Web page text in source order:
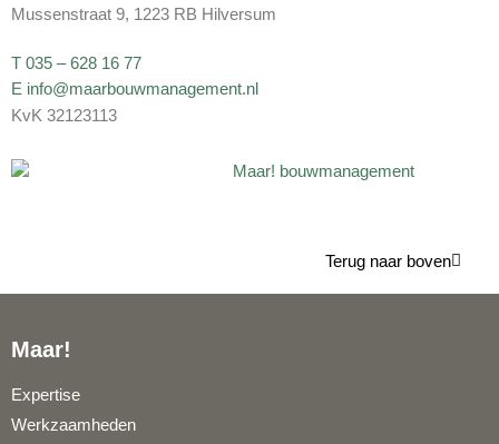
Mussenstraat 9, 1223 RB Hilversum
T 035 – 628 16 77
E info@maarbouwmanagement.nl
KvK 32123113
Terug naar boven
Maar!
Expertise
Werkzaamheden